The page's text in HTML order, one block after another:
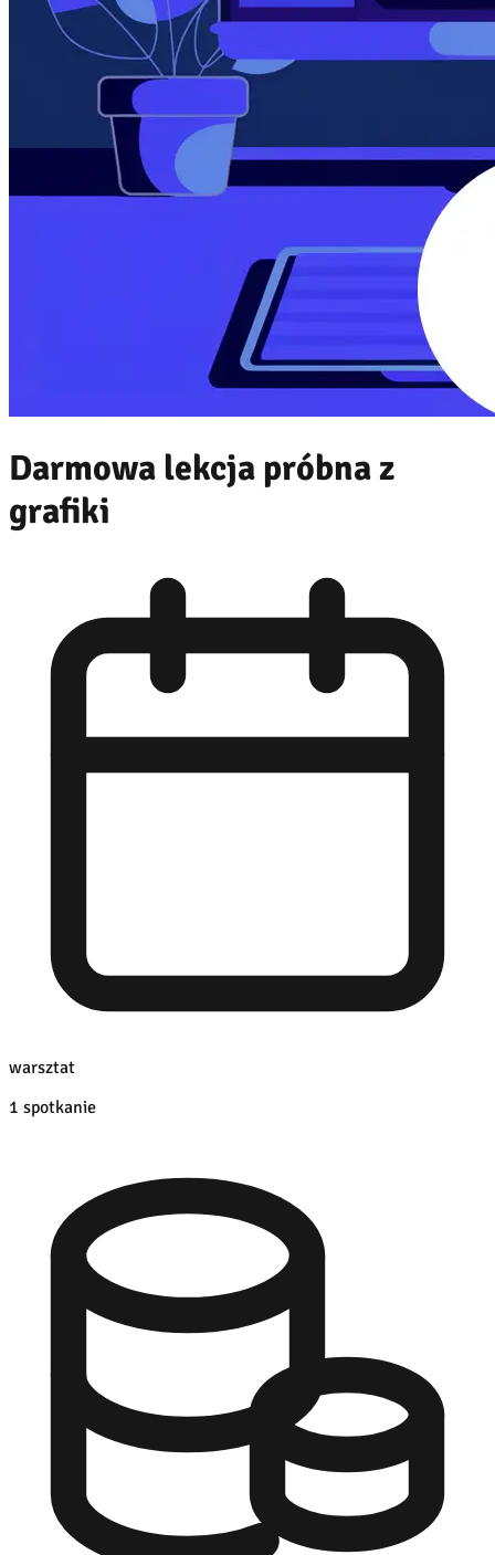
Darmowa lekcja próbna z
grafiki
warsztat
1 spotkanie